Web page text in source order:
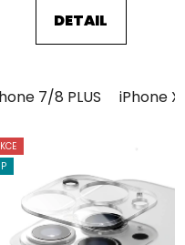
iPhone XR iPhone
5
hvězdiček.
DETAIL
7/8 PLUS iPhone